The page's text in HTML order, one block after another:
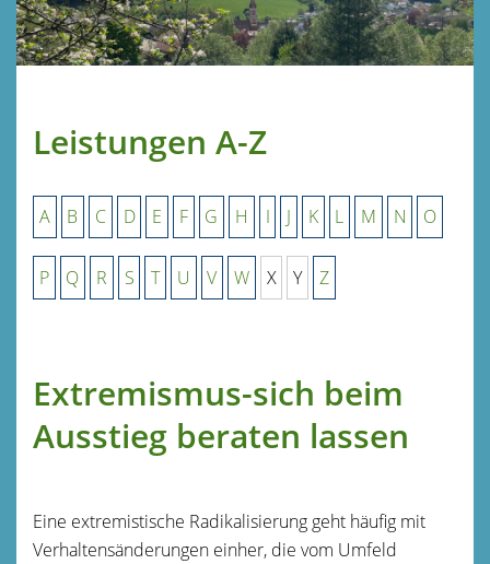
Leistungen A-Z
A B C D E F G H I J K L M N O
P Q R S T U V W X Y Z
Extremismus-sich beim
Ausstieg beraten lassen
Eine extremistische Radikalisierung geht häufig mit
Verhaltensänderungen einher, die vom Umfeld